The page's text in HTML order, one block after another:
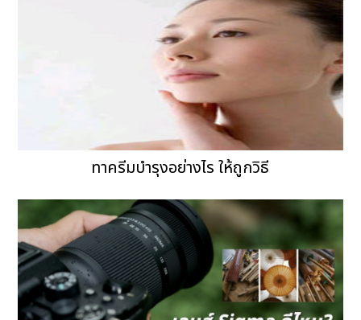
ทาครีมบำรุงอย่างไร ให้ถูกวิธี